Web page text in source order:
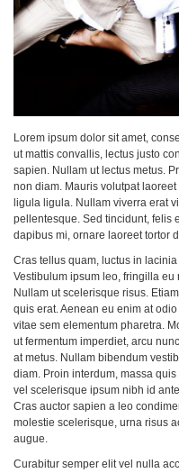
Lorem ipsum dolor sit amet,
ut mattis convallis, lectus justo
sapien. Nullam ut lectus metus.
non diam. Mauris volutpat
ligula ligula. Nullam viverra erat
pellentesque. Sed tincidunt, felis
dapibus mi, ornare laoreet tortor
Cras tellus quam, luctus in
Vestibulum ipsum leo, fringilla
Nullam ut scelerisque risus.
quis erat. Aenean eu enim at
vitae sem elementum pharetra.
ut fermentum imperdiet, arcu
at metus. Nullam bibendum
diam. Proin interdum, massa
vel scelerisque ipsum nibh id
Cras auctor sapien a leo
molestie scelerisque, urna risus
augue.
Curabitur semper elit vel nulla